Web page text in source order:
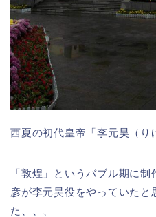
西夏の初代皇帝「李元昊（り
「敦煌」というバブル期に
彦が李元昊役をやっていたと
た、、、